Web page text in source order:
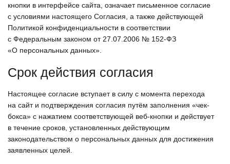
кнопки в интерфейсе сайта, означает письменное согласие
с условиями настоящего Согласия, а также действующей
Политикой конфиденциальности в соответствии
с Федеральным законом от 27.07.2006 № 152-ФЗ
«О персональных данных».
Срок действия согласия
Настоящее согласие вступает в силу с момента перехода
на сайт и подтверждения согласия путём заполнения «чек-
бокса» с нажатием соответствующей веб-кнопки и действует
в течение сроков, установленных действующим
законодательством о персональных данных для достижения
заявленных целей.